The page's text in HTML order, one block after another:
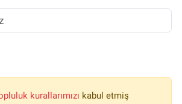
kurallarımızı kabul etmiş